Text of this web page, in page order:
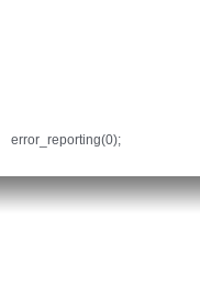
error_reporting(0);